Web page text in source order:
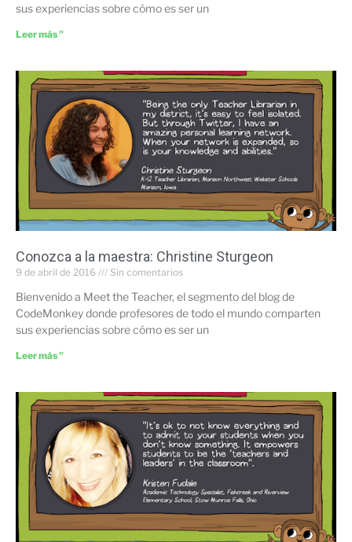
sus experiencias sobre cómo es ser un
Leer más "
Conozca a la maestra: Christine Sturgeon
9 de abril de 2016 Sin comentarios
Bienvenido a Meet the Teacher, el segmento del blog de
CodeMonkey donde profesores de todo el mundo comparten
sus experiencias sobre cómo es ser un
Leer más "